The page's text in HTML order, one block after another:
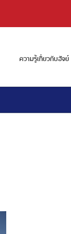
ความรู้เกี่ยวกับฮัจย์